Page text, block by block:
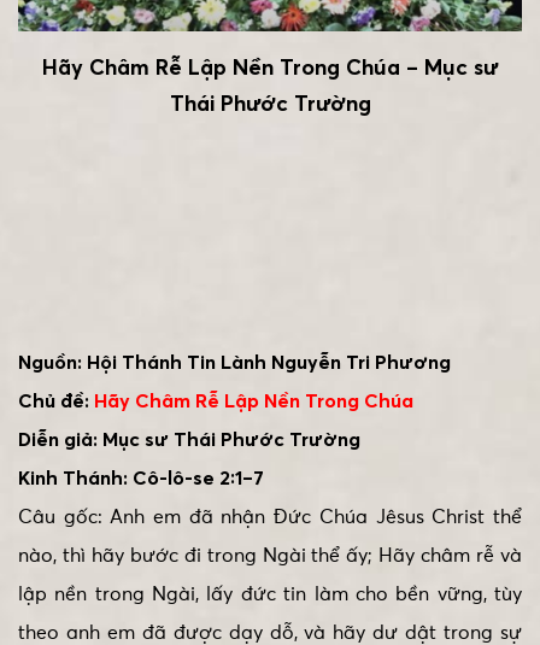
Hãy Châm Rễ Lập Nền Trong Chúa – Mục sư
Thái Phước Trường
Nguồn: Hội Thánh Tin Lành Nguyễn Tri Phương
Chủ đề: Hãy Châm Rễ Lập Nền Trong Chúa
Diễn giả: Mục sư Thái Phước Trường
Kinh Thánh: Cô-lô-se 2:1–7
Câu gốc: Anh em đã nhận Đức Chúa Jêsus Christ thể
nào, thì hãy bước đi trong Ngài thể ấy; Hãy châm rễ và
lập nền trong Ngài, lấy đức tin làm cho bền vững, tùy
theo anh em đã được dạy dỗ, và hãy dư dật trong sự